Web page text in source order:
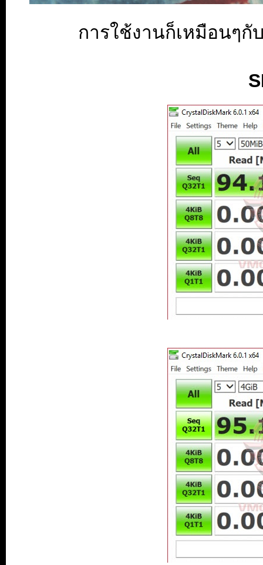
การใช้งานก็เหมือนๆกั